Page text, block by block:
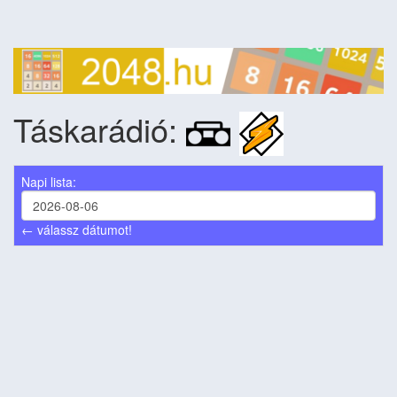
Táskarádió:
Napi lista:
← válassz dátumot!